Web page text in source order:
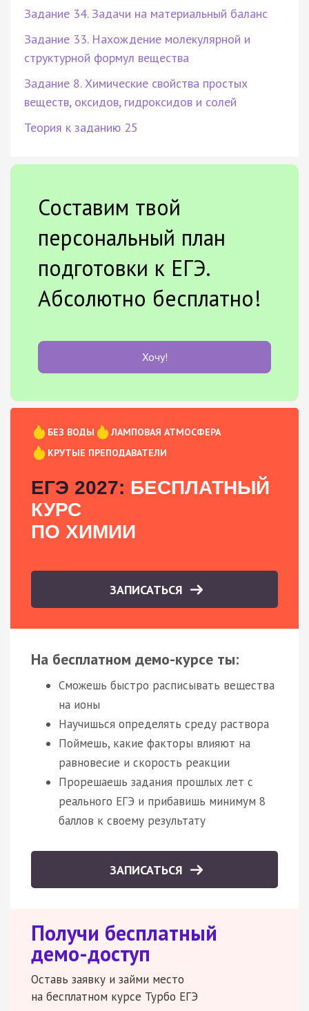
Задание 34. Задачи на материальный баланс
Задание 33. Нахождение молекулярной и
структурной формул вещества
Задание 8. Химические свойства простых
веществ, оксидов, гидроксидов и солей
Теория к заданию 25
Составим твой
персональный план
подготовки к ЕГЭ.
Абсолютно бесплатно!
Хочу!
БЕЗ ВОДЫ
ЛАМПОВАЯ АТМОСФЕРА
КРУТЫЕ ПРЕПОДАВАТЕЛИ
ЕГЭ 2027: БЕСПЛАТНЫЙ
КУРС
ПО ХИМИИ
ЗАПИСАТЬСЯ
На бесплатном демо-курсе ты:
Сможешь быстро расписывать вещества
на ионы
Научишься определять среду раствора
Поймешь, какие факторы влияют на
равновесие и скорость реакции
Прорешаешь задания прошлых лет с
реального ЕГЭ и прибавишь минимум 8
баллов к своему результату
ЗАПИСАТЬСЯ
Получи бесплатный
демо-доступ
Оставь заявку и займи место
на бесплатном курсе Турбо ЕГЭ